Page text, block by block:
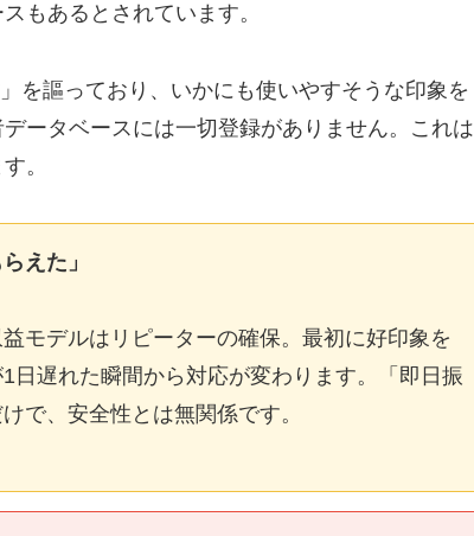
もあるとされています。
を謳っており、いかにも使いやすそうな印象を
ータベースには一切登録がありません。これは
。
えた」
モデルはリピーターの確保。最初に好印象を
日遅れた瞬間から対応が変わります。「即日振
で、安全性とは無関係です。